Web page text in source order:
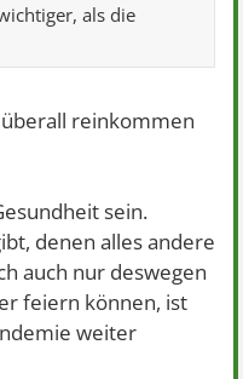
als die
reinkommen
sein.
denen alles andere
auch nur deswegen
feiern können, ist
weiter